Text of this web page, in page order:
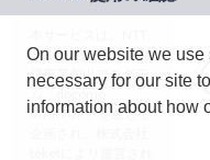
ドコモグループの新
規事業創出プログラ
ム「docomo
STARTUP」を通じて
On our website we
necessary for our site
information about how